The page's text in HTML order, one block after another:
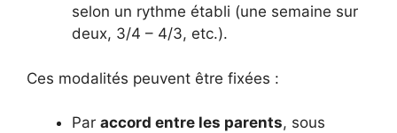
selon un rythme établi (une semaine sur
deux, 3/4 – 4/3, etc.).
Ces modalités peuvent être fixées :
Par accord entre les parents, sous